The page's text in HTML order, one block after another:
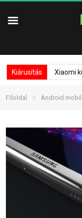
Kiárusítás Xiaomi
Főoldal » Android